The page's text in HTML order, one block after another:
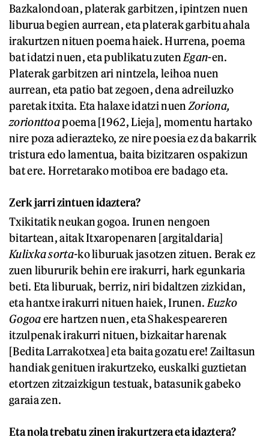
Bazkalondoan, platerak garbitzen, ipintzen nuen
liburua begien aurrean, eta platerak garbitu ahala
irakurtzen nituen poema haiek. Hurrena, poema
bat idatzi nuen, eta publikatu zuten Egan-en.
Platerak garbitzen ari nintzela, leihoa nuen
aurrean, eta patio bat zegoen, dena adreiluzko
paretak itxita. Eta halaxe idatzi nuen Zoriona,
zorionttoapoema [1962, Lieja], momentu hartako
nire poza adierazteko, ze nire poesia ez da bakarrik
tristura edo lamentua, baita bizitzaren ospakizun
bat ere. Horretarako motiboa ere badago eta.
Zerk jarri zintuen idaztera?
Txikitatik neukan gogoa. Irunen nengoen
bitartean, aitak Itxaropenaren [argitaldaria]
Kulixka sorta-ko liburuak jasotzen zituen. Berak ez
zuen libururik behin ere irakurri, hark egunkaria
beti. Eta liburuak, berriz, niri bidaltzen zizkidan,
eta hantxe irakurri nituen haiek, Irunen. Euzko
Gogoaere hartzen nuen, eta Shakespeareren
itzulpenak irakurri nituen, bizkaitar harenak
[Bedita Larrakotxea] eta baita gozatu ere! Zailtasun
handiak genituen irakurtzeko, euskalki guztietan
etortzen zitzaizkigun testuak, batasunik gabeko
garaia zen.
Eta nola trebatu zinen irakurtzera eta idaztera?